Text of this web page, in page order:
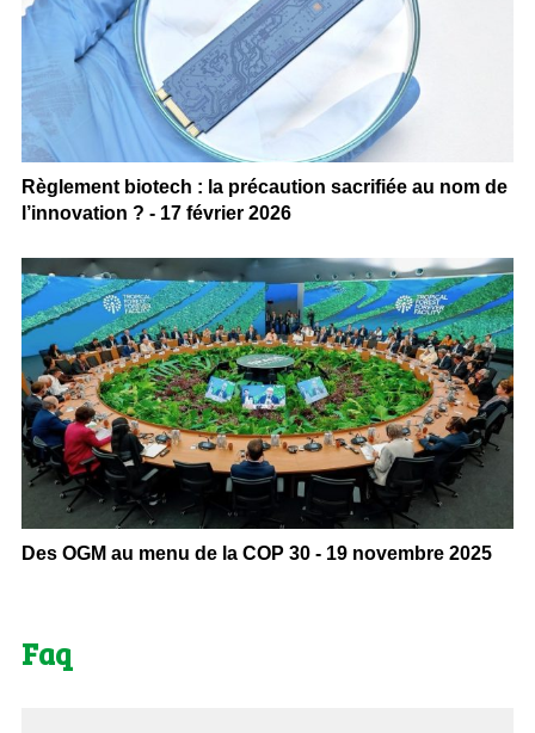
Règlement biotech : la précaution sacrifiée au nom de
l’innovation ? - 17 février 2026
Des OGM au menu de la COP 30 - 19 novembre 2025
Faq